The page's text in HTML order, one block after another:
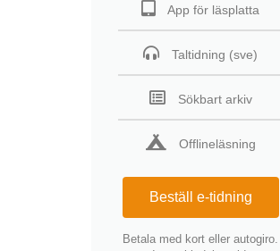
App för läsplatta
Taltidning (sve)
Sökbart arkiv
Offlineläsning
Beställ e-tidning
Betala med kort eller autogiro.